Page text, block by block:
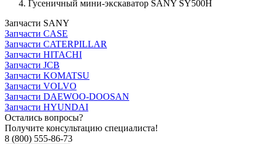
Гусеничный мини-экскаватор SANY SY500H
Запчасти SANY
Запчасти CASE
Запчасти CATERPILLAR
Запчасти HITACHI
Запчасти JCB
Запчасти KOMATSU
Запчасти VOLVO
Запчасти DAEWOO-DOOSAN
Запчасти HYUNDAI
Остались вопросы?
Получите консультацию специалиста!
8 (800) 555-86-73